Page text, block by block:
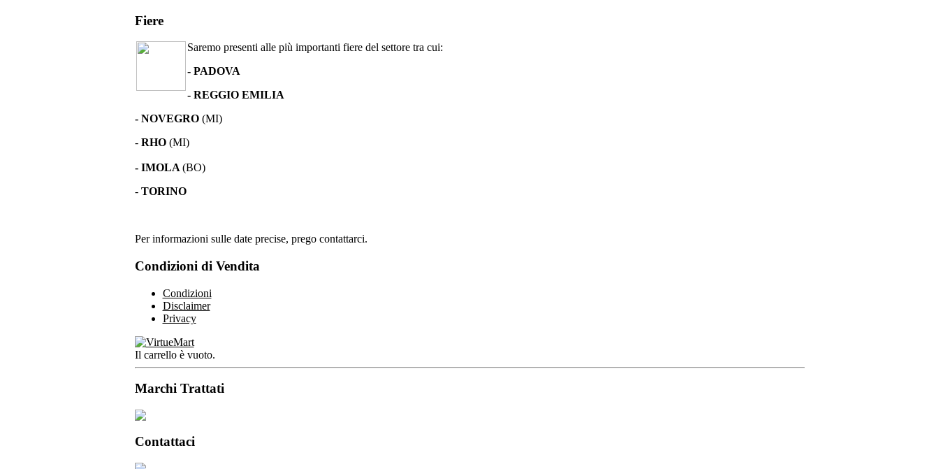
Fiere
Saremo presenti alle più importanti fiere del settore tra cui:
- PADOVA
- REGGIO EMILIA
- NOVEGRO(MI)
-RHO (MI)
- IMOLA (BO)
- TORINO
Per informazioni sulle date precise, prego contattarci.
Condizioni di Vendita
Condizioni
Disclaimer
Privacy
Il carrello è vuoto.
Marchi Trattati
Contattaci